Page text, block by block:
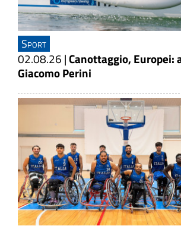
Sport
02.08.26 |Canottaggio, Europei:
Giacomo Perini